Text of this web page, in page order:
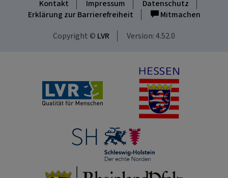
Kontakt Impressum
Datenschutz
Erklärung zur Barrierefreiheit
Mitmachen
Copyright © LVR Version: 4.52.0